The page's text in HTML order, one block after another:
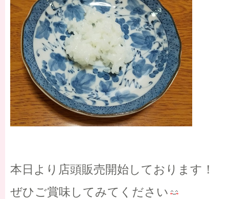
本日より店頭販売開始しております！
ぜひご賞味してみてください